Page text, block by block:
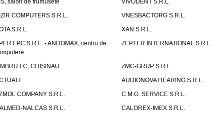
salon de frumusete
VIVODENT S.R.L.
COMPUTERS S.R.L.
VNESBACTORG S.R.L.
S.R.L.
XAN S.R.L.
PC S.R.L. - ANDOMAX, centru de
ZEPTER INTERNATIONAL S.R.L.
FC, CHISINAU
ZMC-GRUP S.R.L.
AUDIONOVA HEARING S.R.L.
COMPANY S.R.L.
C.M.G. SERVICE S.R.L.
NALCAS S.R.L.
CALOREX-IMEX S.R.L.